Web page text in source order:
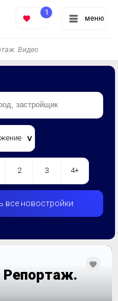
меню
1
Видео
2 3 4+
все новостройки